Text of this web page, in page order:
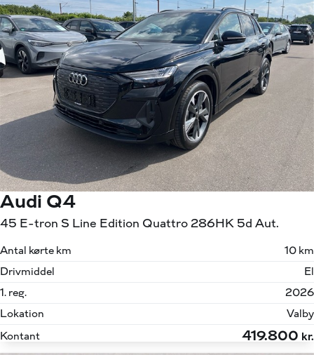
Audi Q4
45 E-tron S Line Edition Quattro 286HK 5d Aut.
Antal kørte km
10 km
Drivmiddel
El
1. reg.
2026
Lokation
Valby
Kontant
419.800 kr.